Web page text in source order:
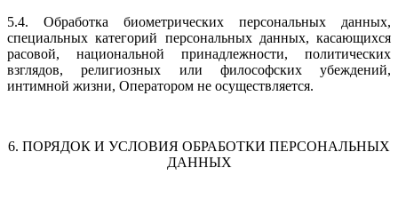
5.4. Обработка биометрических персональных данных,
специальных категорий персональных данных, касающихся
расовой, национальной принадлежности, политических
взглядов, религиозных или философских убеждений,
интимной жизни, Оператором не осуществляется.
6. ПОРЯДОК И УСЛОВИЯ ОБРАБОТКИ ПЕРСОНАЛЬНЫХ
ДАННЫХ